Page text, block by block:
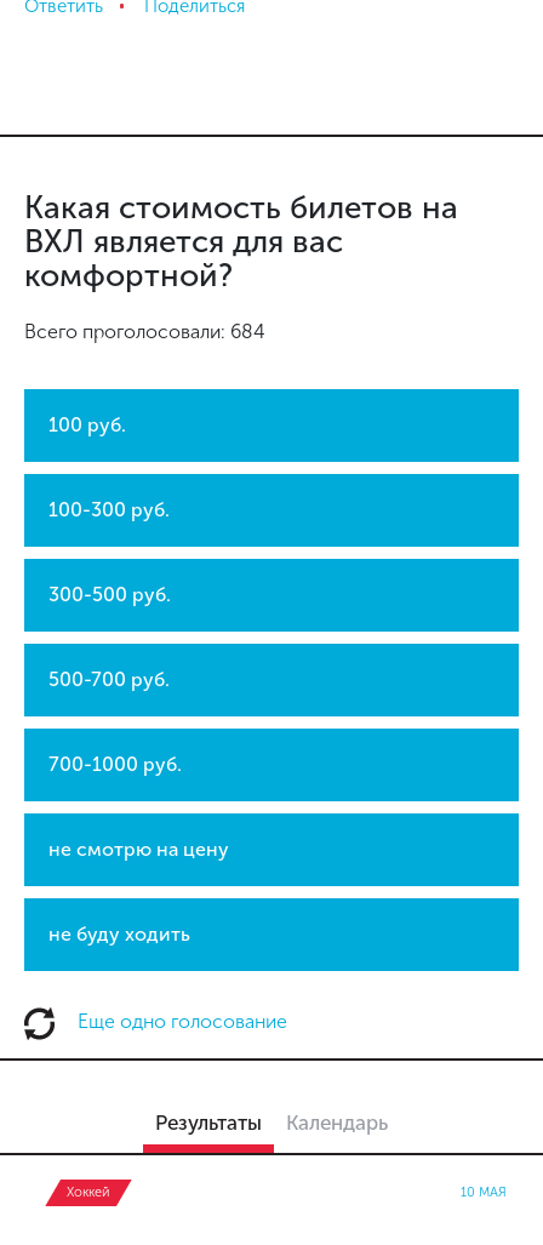
Ответить Поделиться
Какая стоимость билетов на
ВХЛ является для вас
комфортной?
Всего проголосовали: 684
100 руб.
100-300 руб.
300-500 руб.
500-700 руб.
700-1000 руб.
не смотрю на цену
не буду ходить
Еще одно голосование
Результаты Календарь
Хоккей 10 МАЯ